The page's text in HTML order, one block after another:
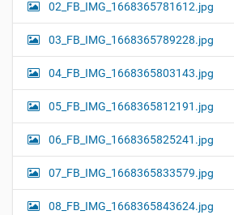
02_FB_IMG_1668365781612.jpg
03_FB_IMG_1668365789228.jpg
04_FB_IMG_1668365803143.jpg
05_FB_IMG_1668365812191.jpg
06_FB_IMG_1668365825241.jpg
07_FB_IMG_1668365833579.jpg
08_FB_IMG_1668365843624.jpg